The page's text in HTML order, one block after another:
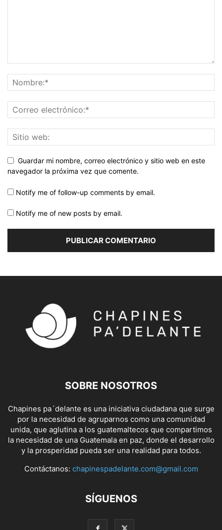
Guardar mi nombre, correo electrónico y sitio web en este
navegador la próxima vez que comente.
Notify me of follow-up comments by email.
Notify me of new posts by email.
SOBRE NOSOTROS
Chapines pa´delante es una iniciativa ciudadana que surge
por la necesidad de agruparnos como una comunidad
unida, que aglutina a los guatemaltecos que compartimos
la necesidad de una Guatemala en paz, donde el desarrollo
y la prosperidad pueda ser una realidad para todos.
Contáctanos: chapinespadelante.com@gmail.com
SÍGUENOS